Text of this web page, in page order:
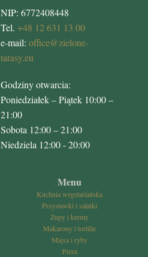
NIP: 6772408448
Tel. +48 12 631 13 00
e-mail: office@zielone-
tarasy.eu
Godziny otwarcia:
Poniedziałek – Piątek 10:00 –
21:00
Sobota 12:00 – 21:00
Niedziela 12:00 - 20:00
Menu
Kuchnia wegetariańska
Przystawki i sałatki
Zupy i kremy
Makarony i tortille
Mięsa i ryby
Pizza